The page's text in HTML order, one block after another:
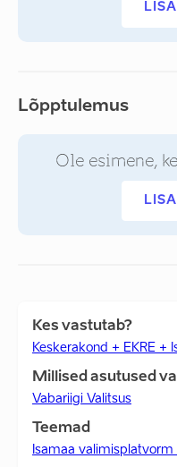
Lõpptulemus
Ole esimene,
Kes vastutab?
Keskerakond + EKRE +
Millised asutused
Vabariigi Valitsus
Teemad
Isamaa valimisplatvorm